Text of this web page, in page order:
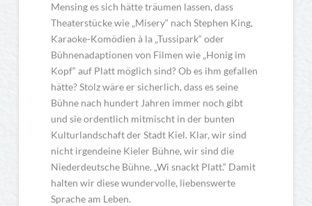
Mensing es sich hätte träumen lassen, dass
Theaterstücke wie „Misery“ nach Stephen King,
Karaoke-Komödien à la „Tussipark“ oder
Bühnenadaptionen von Filmen wie „Honig im
Kopf“ auf Platt möglich sind? Ob es ihm gefallen
hätte? Stolz wäre er sicherlich, dass es seine
Bühne nach hundert Jahren immer noch gibt
und sie ordentlich mitmischt in der bunten
Kulturlandschaft der Stadt Kiel. Klar, wir sind
nicht irgendeine Kieler Bühne, wir sind die
Niederdeutsche Bühne. „Wi snackt Platt.“ Damit
halten wir diese wundervolle, liebenswerte
Sprache am Leben.